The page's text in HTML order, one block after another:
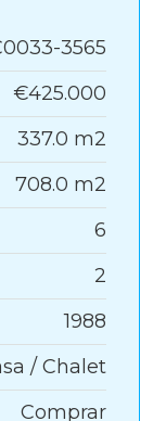
3565
€425.000
337.0 m2
708.0 m2
6
2
1988
/ Chalet
Comprar